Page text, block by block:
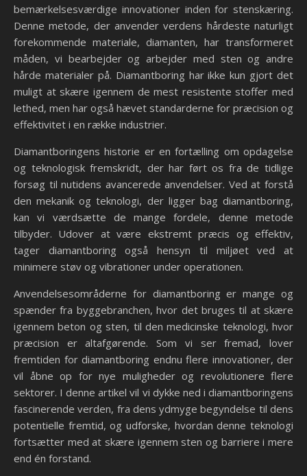
bemærkelsesværdige innovationer inden for stenskæring.
Denne metode, der anvender verdens hårdeste naturligt
forekommende materiale, diamanten, har transformeret
måden, vi bearbejder og arbejder med sten og andre
hårde materialer på. Diamantboring har ikke kun gjort det
muligt at skære igennem de mest resistente stoffer med
lethed, men har også hævet standarderne for præcision og
effektivitet i en række industrier.
Diamantboringens historie er en fortælling om opdagelse
og teknologisk fremskridt, der har ført os fra de tidlige
forsøg til nutidens avancerede anvendelser. Ved at forstå
den mekanik og teknologi, der ligger bag diamantboring,
kan vi værdsætte de mange fordele, denne metode
tilbyder. Udover at være ekstremt præcis og effektiv,
tager diamantboring også hensyn til miljøet ved at
minimere støv og vibrationer under operationen.
Anvendelsesområderne for diamantboring er mange og
spænder fra byggebranchen, hvor det bruges til at skære
igennem beton og sten, til den medicinske teknologi, hvor
præcision er altafgørende. Som vi ser fremad, lover
fremtiden for diamantboring endnu flere innovationer, der
vil åbne op for nye muligheder og revolutionere flere
sektorer. I denne artikel vil vi dykke ned i diamantboringens
fascinerende verden, fra dens ydmyge begyndelse til dens
potentielle fremtid, og udforske, hvordan denne teknologi
fortsætter med at skære igennem sten og barriere i mere
end én forstand.